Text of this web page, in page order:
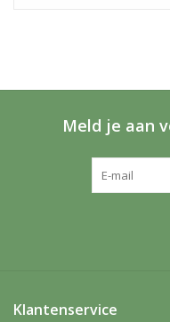
Meld je aan
Klantenservice